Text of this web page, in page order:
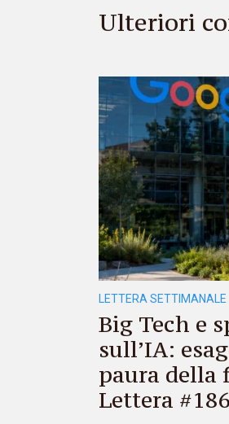
Ulteriori
LETTERA SETTIMANALE
Big Tech e
sull’IA:
paura della
Lettera #186